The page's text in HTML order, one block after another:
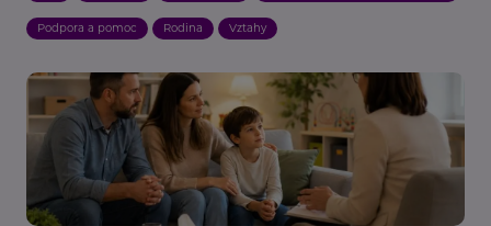
Podpora a pomoc Rodina Vztahy